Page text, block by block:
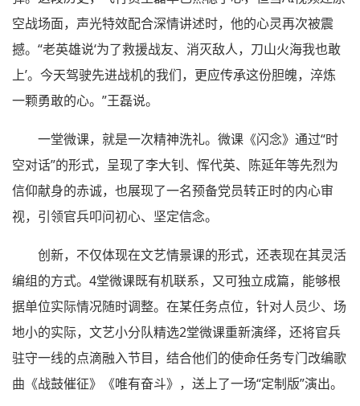
空战场面，声光特效配合深情讲述时，他的心灵再次被震
撼。“老英雄说‘为了救援战友、消灭敌人，刀山火海我也敢
上’。今天驾驶先进战机的我们，更应传承这份胆魄，淬炼
一颗勇敢的心。”王磊说。
一堂微课，就是一次精神洗礼。微课《闪念》通过“时
空对话”的形式，呈现了李大钊、恽代英、陈延年等先烈为
信仰献身的赤诚，也展现了一名预备党员转正时的内心审
视，引领官兵叩问初心、坚定信念。
创新，不仅体现在文艺情景课的形式，还表现在其灵活
编组的方式。4堂微课既有机联系，又可独立成篇，能够根
据单位实际情况随时调整。在某任务点位，针对人员少、场
地小的实际，文艺小分队精选2堂微课重新演绎，还将官兵
驻守一线的点滴融入节目，结合他们的使命任务专门改编歌
曲《战鼓催征》《唯有奋斗》，送上了一场“定制版”演出。